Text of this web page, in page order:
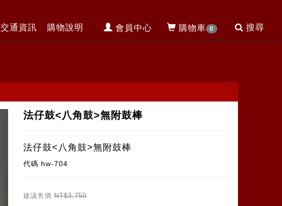
會員中心 購物車 0 搜尋
交通資訊 購物說明
法仔鼓<八角鼓>無附鼓棒
法仔鼓<八角鼓>無附鼓棒
代碼 hw-704
建議售價 NT$3,750